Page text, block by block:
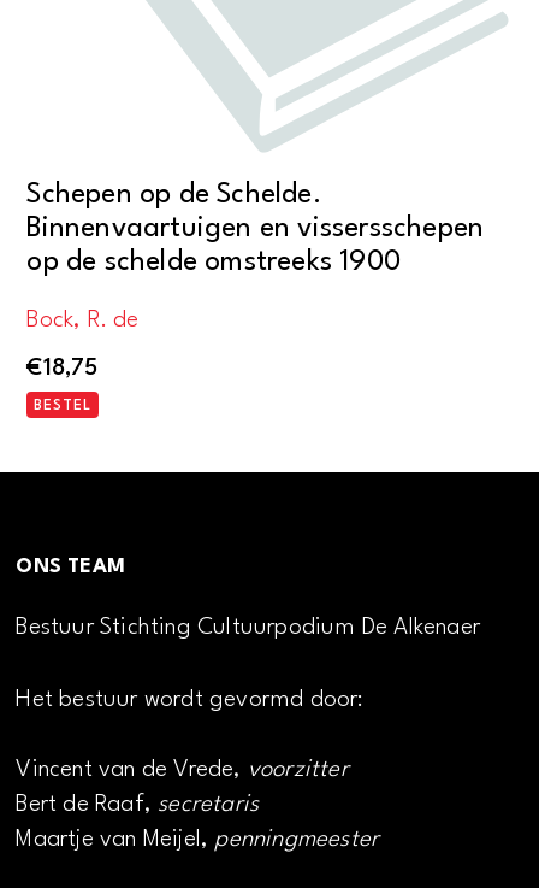
Schepen op de Schelde.
Binnenvaartuigen en vissersschepen
op de schelde omstreeks 1900
Bock, R. de
€18,75
BESTEL
ONS TEAM
Bestuur Stichting Cultuurpodium De Alkenaer
Het bestuur wordt gevormd door:
Vincent van de Vrede, voorzitter
Bert de Raaf, secretaris
Maartje van Meijel, penningmeester